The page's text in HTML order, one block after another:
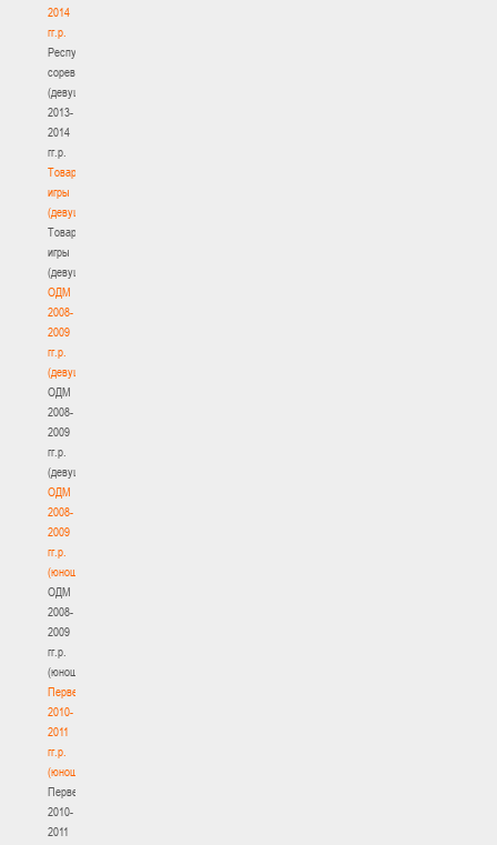
2014
гг.р.
Республиканские
соревнования
(девушки)
2013-
2014
гг.р.
Товарищеские
игры
(девушки)
Товарищеские
игры
(девушки)
ОДМ
2008-
2009
гг.р.
(девушки)
ОДМ
2008-
2009
гг.р.
(девушки)
ОДМ
2008-
2009
гг.р.
(юноши)
ОДМ
2008-
2009
гг.р.
(юноши)
Первенство
2010-
2011
гг.р.
(юноши)
Первенство
2010-
2011